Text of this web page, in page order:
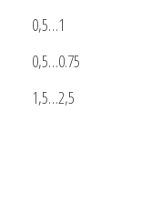
0,5…1
0,5…0.75
1,5…2,5